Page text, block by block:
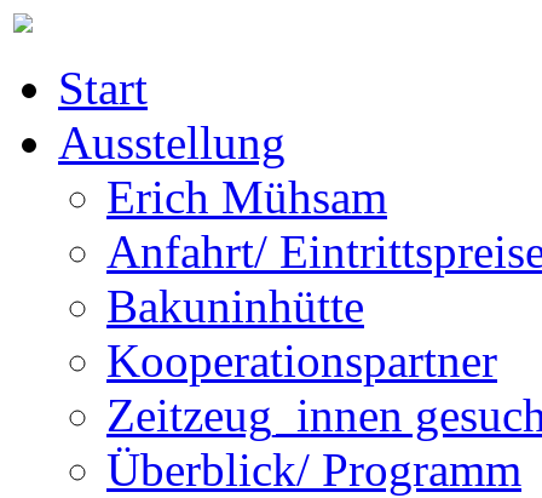
Start
Ausstellung
Erich Mühsam
Anfahrt/
Bakuninhütte
Kooperationspartner
Zeitzeug_innen
Überblick/ Programm